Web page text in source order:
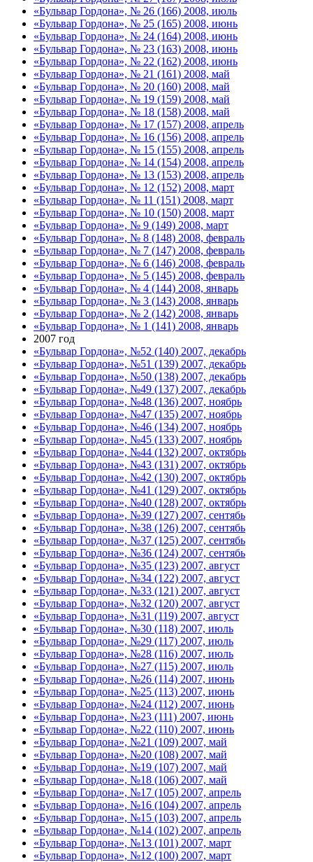
«Бульвар Гордона», № 26 (166) 2008, июль
«Бульвар Гордона», № 25 (165) 2008, июнь
«Бульвар Гордона», № 24 (164) 2008, июнь
«Бульвар Гордона», № 23 (163) 2008, июнь
«Бульвар Гордона», № 22 (162) 2008, июнь
«Бульвар Гордона», № 21 (161) 2008, май
«Бульвар Гордона», № 20 (160) 2008, май
«Бульвар Гордона», № 19 (159) 2008, май
«Бульвар Гордона», № 18 (158) 2008, май
«Бульвар Гордона», № 17 (157) 2008, апрель
«Бульвар Гордона», № 16 (156) 2008, апрель
«Бульвар Гордона», № 15 (155) 2008, апрель
«Бульвар Гордона», № 14 (154) 2008, апрель
«Бульвар Гордона», № 13 (153) 2008, апрель
«Бульвар Гордона», № 12 (152) 2008, март
«Бульвар Гордона», № 11 (151) 2008, март
«Бульвар Гордона», № 10 (150) 2008, март
«Бульвар Гордона», № 9 (149) 2008, март
«Бульвар Гордона», № 8 (148) 2008, февраль
«Бульвар Гордона», № 7 (147) 2008, февраль
«Бульвар Гордона», № 6 (146) 2008, февраль
«Бульвар Гордона», № 5 (145) 2008, февраль
«Бульвар Гордона», № 4 (144) 2008, январь
«Бульвар Гордона», № 3 (143) 2008, январь
«Бульвар Гордона», № 2 (142) 2008, январь
«Бульвар Гордона», № 1 (141) 2008, январь
2007 год
«Бульвар Гордона», №52 (140) 2007, декабрь
«Бульвар Гордона», №51 (139) 2007, декабрь
«Бульвар Гордона», №50 (138) 2007, декабрь
«Бульвар Гордона», №49 (137) 2007, декабрь
«Бульвар Гордона», №48 (136) 2007, ноябрь
«Бульвар Гордона», №47 (135) 2007, ноябрь
«Бульвар Гордона», №46 (134) 2007, ноябрь
«Бульвар Гордона», №45 (133) 2007, ноябрь
«Бульвар Гордона», №44 (132) 2007, октябрь
«Бульвар Гордона», №43 (131) 2007, октябрь
«Бульвар Гордона», №42 (130) 2007, октябрь
«Бульвар Гордона», №41 (129) 2007, октябрь
«Бульвар Гордона», №40 (128) 2007, октябрь
«Бульвар Гордона», №39 (127) 2007, сентябь
«Бульвар Гордона», №38 (126) 2007, сентябь
«Бульвар Гордона», №37 (125) 2007, сентябь
«Бульвар Гордона», №36 (124) 2007, сентябь
«Бульвар Гордона», №35 (123) 2007, август
«Бульвар Гордона», №34 (122) 2007, август
«Бульвар Гордона», №33 (121) 2007, август
«Бульвар Гордона», №32 (120) 2007, август
«Бульвар Гордона», №31 (119) 2007, август
«Бульвар Гордона», №30 (118) 2007, июль
«Бульвар Гордона», №29 (117) 2007, июль
«Бульвар Гордона», №28 (116) 2007, июль
«Бульвар Гордона», №27 (115) 2007, июль
«Бульвар Гордона», №26 (114) 2007, июнь
«Бульвар Гордона», №25 (113) 2007, июнь
«Бульвар Гордона», №24 (112) 2007, июнь
«Бульвар Гордона», №23 (111) 2007, июнь
«Бульвар Гордона», №22 (110) 2007, июнь
«Бульвар Гордона», №21 (109) 2007, май
«Бульвар Гордона», №20 (108) 2007, май
«Бульвар Гордона», №19 (107) 2007, май
«Бульвар Гордона», №18 (106) 2007, май
«Бульвар Гордона», №17 (105) 2007, апрель
«Бульвар Гордона», №16 (104) 2007, апрель
«Бульвар Гордона», №15 (103) 2007, апрель
«Бульвар Гордона», №14 (102) 2007, апрель
«Бульвар Гордона», №13 (101) 2007, март
«Бульвар Гордона», №12 (100) 2007, март